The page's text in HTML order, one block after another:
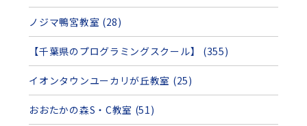
ノジマ鴨宮教室 (28)
【千葉県のプログラミングスクール】 (355)
イオンタウンユーカリが丘教室 (25)
おおたかの森S・C教室 (51)